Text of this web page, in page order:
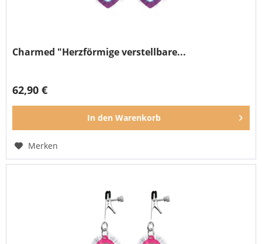
Charmed "Herzförmige verstellbare...
62,90 €
In den Warenkorb
Merken